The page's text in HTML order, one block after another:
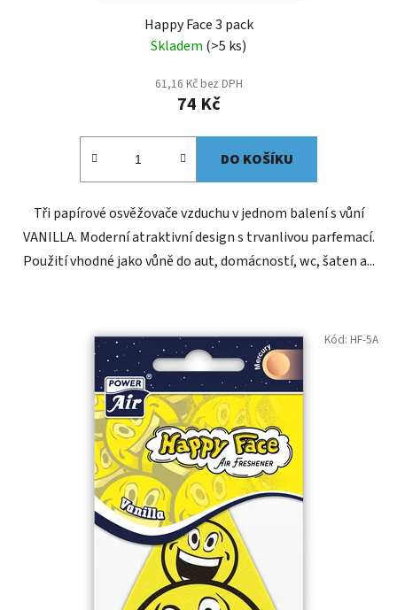
Happy Face 3 pack
Skladem (>5 ks)
61,16 Kč bez DPH
74 Kč
DO KOŠÍKU
Tři papírové osvěžovače vzduchu v jednom balení s vůní
VANILLA. Moderní atraktivní design s trvanlivou parfemací.
Použití vhodné jako vůně do aut, domácností, wc, šaten a...
Kód: HF-5A